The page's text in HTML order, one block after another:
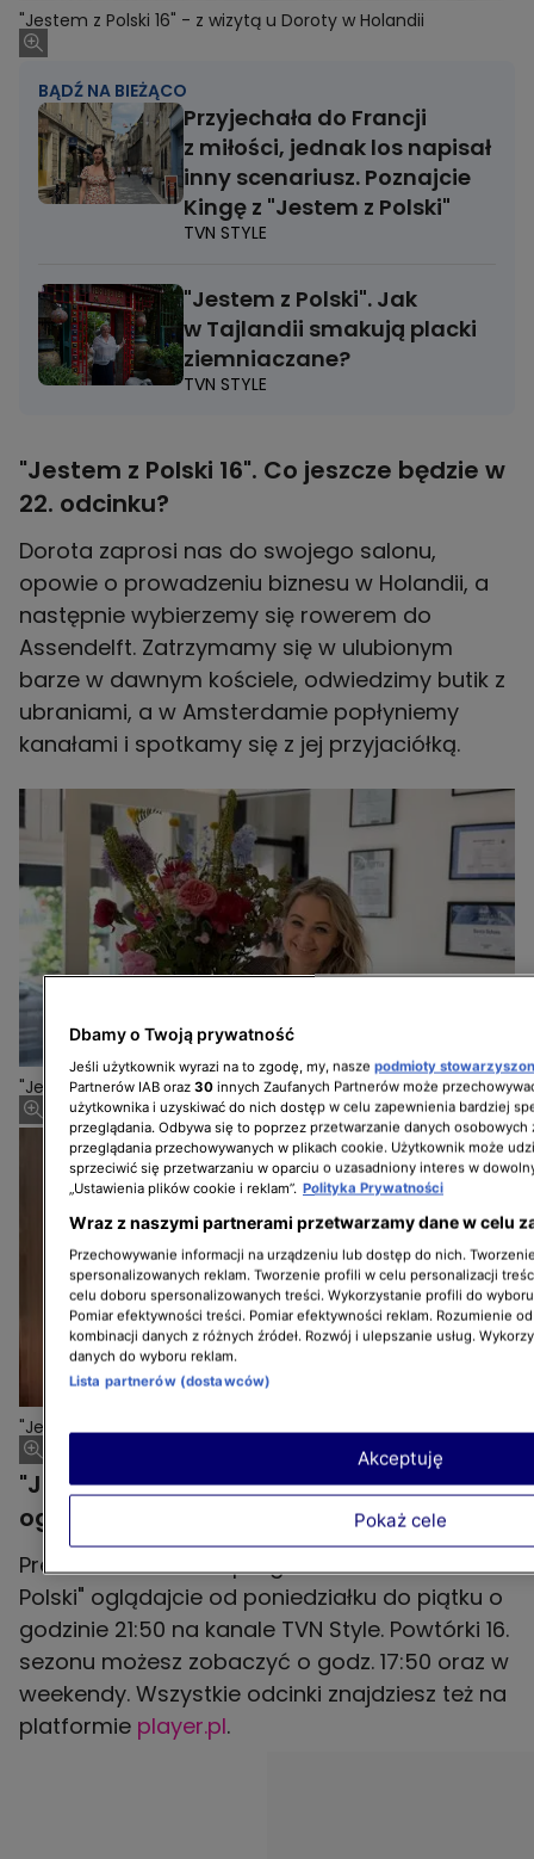
"Jestem z Polski 16" - z wizytą u Doroty w Holandii
BĄDŹ NA BIEŻĄCO
Przyjechała do Francji
z miłości, jednak los napisał
inny scenariusz. Poznajcie
Kingę z "Jestem z Polski"
TVN STYLE
"Jestem z Polski". Jak
w Tajlandii smakują placki
ziemniaczane?
TVN STYLE
"Jestem z Polski 16". Co jeszcze będzie w
22. odcinku?
Dorota zaprosi nas do swojego salonu,
opowie o prowadzeniu biznesu w Holandii, a
następnie wybierzemy się rowerem do
Assendelft. Zatrzymamy się w ulubionym
barze w dawnym kościele, odwiedzimy butik z
ubraniami, a w Amsterdamie popłyniemy
kanałami i spotkamy się z jej przyjaciółką.
"Jestem z Polski 16" - z wizytą u Doroty w Holandii
"Jestem z Polski 16" - z wizytą u Doroty w Holandii
"Jestem z Polski" - gdzie i kiedy
oglądać?
Premierowe odcinki programu "Jestem z
Polski" oglądajcie od poniedziałku do piątku o
godzinie 21:50 na kanale TVN Style. Powtórki 16.
sezonu możesz zobaczyć o godz. 17:50 oraz w
weekendy. Wszystkie odcinki znajdziesz też na
platformie player.pl.
Dbamy o Twoją prywatność
Jeśli użytkownik wyrazi na to zgodę, my, nasze podmioty
Partnerów IAB oraz 30 innych Zaufanych Partnerów może
użytkownika i uzyskiwać do nich dostęp w celu zapewnienia bardziej
przeglądania. Odbywa się to poprzez przetwarzanie danych osobowych
przeglądania przechowywanych w plikach cookie. Użytkownik może
sprzeciwić się przetwarzaniu w oparciu o uzasadniony interes w
„Ustawienia plików cookie i reklam”. Polityka Prywatności
Wraz z naszymi partnerami przetwarzamy dane w celu
Przechowywanie informacji na urządzeniu lub dostęp do nich.
spersonalizowanych reklam. Tworzenie profili w celu personalizacji
celu doboru spersonalizowanych treści. Wykorzystanie profili do
Pomiar efektywności treści. Pomiar efektywności reklam. Rozumienie
kombinacji danych z różnych źródeł. Rozwój i ulepszanie usług.
danych do wyboru reklam.
Lista partnerów (dostawców)
Pokaż cele
Akceptuję